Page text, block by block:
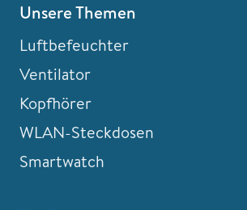
Unsere Themen
Luftbefeuchter
Ventilator
Kopfhörer
WLAN-Steckdosen
Smartwatch